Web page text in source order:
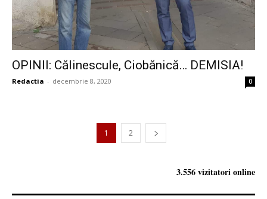
OPINII: Călinescule, Ciobănică… DEMISIA!
Redactia - decembrie 8, 2020 0
1 2
3.556 vizitatori online